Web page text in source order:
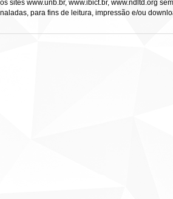
www.unb.br, www.ibict.br, www.ndltd.org
para fins de leitura, impressão e/ou